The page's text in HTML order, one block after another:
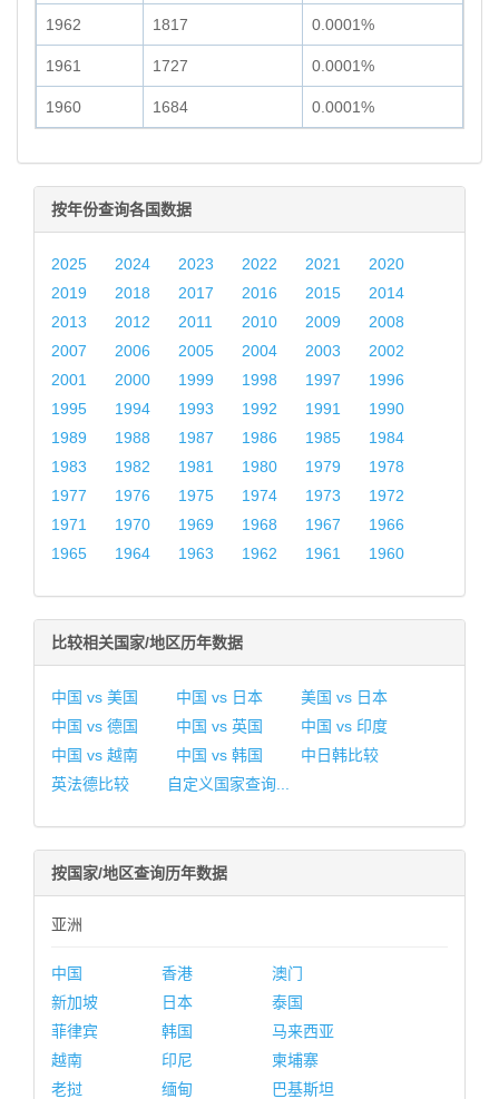
1962 1817 0.0001%
1961 1727 0.0001%
1960 1684 0.0001%
按年份查询各国数据
2025 2024 2023 2022 2021
2020
2019
2018 2017 2016 2015
2014
2013
2012 2011 2010 2009
2008
2007
2006 2005 2004 2003
2002
2001
2000 1999 1998 1997
1996
1995
1994 1993 1992 1991
1990
1989
1988 1987 1986 1985
1984
1983
1982 1981 1980 1979
1978
1977
1976 1975 1974 1973
1972
1971
1970 1969 1968 1967
1966
1965
1964 1963 1962 1961 1960
比较相关国家/地区历年数据
中国 vs 美国 中国 vs 日本
美国 vs 日本
中国 vs 德国
中国 vs 英国
中国 vs 印度
中国 vs 越南
中国 vs 韩国
中日韩比较
英法德比较
自定义国家查询...
按国家/地区查询历年数据
亚洲
中国 香港
澳门
新加坡
日本
泰国
菲律宾
韩国
马来西亚
越南
印尼
柬埔寨
老挝
缅甸
巴基斯坦